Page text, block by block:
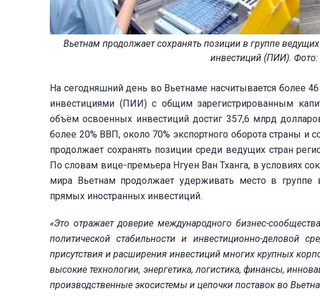
Вьетнам продолжает сохранять позиции в группе
инвестиций (ПИИ).
На сегодняшний день во Вьетнаме насчитывается более
инвестициями (ПИИ) с общим зарегистрированным
объём освоенных инвестиций достиг 357,6 млрд
более 20% ВВП, около 70% экспортного оборота страны и
продолжает сохранять позиции среди ведущих стран
По словам вице-премьера Нгуен Ван Тханга, в условиях
мира Вьетнам продолжает удерживать место в
прямых иностранных инвестиций.
«Это отражает доверие международного бизнес-
политической стабильности и инвестиционно-деловой
присутствия и расширения инвестиций многих крупных
высокие технологии, энергетика, логистика, финансы,
производственные экосистемы и цепочки поставок во